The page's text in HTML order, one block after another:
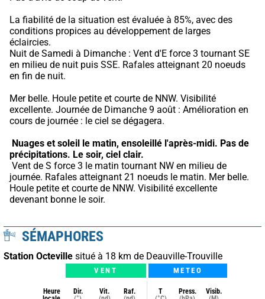
La fiabilité de la situation est évaluée à 85%, avec des
conditions propices au développement de larges
éclaircies.
Nuit de Samedi à Dimanche : Vent d'E force 3 tournant SE
en milieu de nuit puis SSE. Rafales atteignant 20 noeuds
en fin de nuit.
Mer belle. Houle petite et courte de NNW. Visibilité
excellente. Journée de Dimanche 9 août : Amélioration en
cours de journée : le ciel se dégagera.
Nuages et soleil le matin, ensoleillé l'après-midi. Pas de
précipitations. Le soir, ciel clair.
journée. Rafales atteignant 21 noeuds le matin. Mer belle.
Houle petite et courte de NNW. Visibilité excellente
devenant bonne le soir.
SÉMAPHORES
Station Octeville situé à 18 km de Deauville-Trouville
VENT METEO
Heure
Dir.
Vit.
Raf.
T
Press.
Visib.